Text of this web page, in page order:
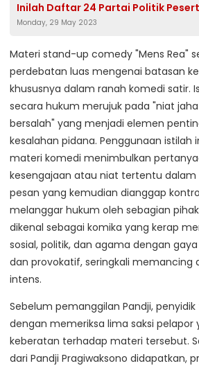
Inilah Daftar 24 Partai Politik
Monday, 29 May 2023
Materi stand-up comedy "Mens Rea"
perdebatan luas mengenai batasan
khususnya dalam ranah komedi satir.
secara hukum merujuk pada "niat
bersalah" yang menjadi elemen
kesalahan pidana. Penggunaan istilah
materi komedi menimbulkan
kesengajaan atau niat tertentu
pesan yang kemudian dianggap
melanggar hukum oleh sebagian
dikenal sebagai komika yang kerap
sosial, politik, dan agama dengan
dan provokatif, seringkali memancing
intens.
Sebelum pemanggilan Pandji,
dengan memeriksa lima saksi pelapor
keberatan terhadap materi tersebut.
dari Pandji Pragiwaksono didapatkan,